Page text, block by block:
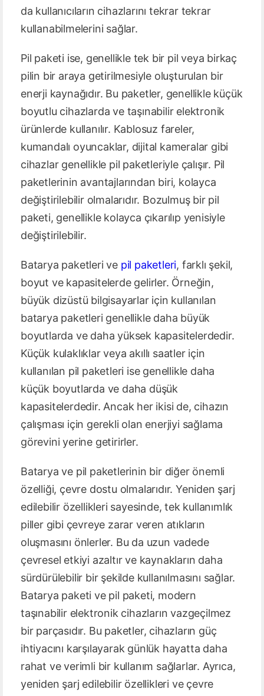
da kullanıcıların cihazlarını tekrar tekrar
kullanabilmelerini sağlar.
Pil paketi ise, genellikle tek bir pil veya birkaç
pilin bir araya getirilmesiyle oluşturulan bir
enerji kaynağıdır. Bu paketler, genellikle küçük
boyutlu cihazlarda ve taşınabilir elektronik
ürünlerde kullanılır. Kablosuz fareler,
kumandalı oyuncaklar, dijital kameralar gibi
cihazlar genellikle pil paketleriyle çalışır. Pil
paketlerinin avantajlarından biri, kolayca
değiştirilebilir olmalarıdır. Bozulmuş bir pil
paketi, genellikle kolayca çıkarılıp yenisiyle
değiştirilebilir.
Batarya paketleri ve pil paketleri, farklı şekil,
boyut ve kapasitelerde gelirler. Örneğin,
büyük dizüstü bilgisayarlar için kullanılan
batarya paketleri genellikle daha büyük
boyutlarda ve daha yüksek kapasitelerdedir.
Küçük kulaklıklar veya akıllı saatler için
kullanılan pil paketleri ise genellikle daha
küçük boyutlarda ve daha düşük
kapasitelerdedir. Ancak her ikisi de, cihazın
çalışması için gerekli olan enerjiyi sağlama
görevini yerine getirirler.
Batarya ve pil paketlerinin bir diğer önemli
özelliği, çevre dostu olmalarıdır. Yeniden şarj
edilebilir özellikleri sayesinde, tek kullanımlık
piller gibi çevreye zarar veren atıkların
oluşmasını önlerler. Bu da uzun vadede
çevresel etkiyi azaltır ve kaynakların daha
sürdürülebilir bir şekilde kullanılmasını sağlar.
Batarya paketi ve pil paketi, modern
taşınabilir elektronik cihazların vazgeçilmez
bir parçasıdır. Bu paketler, cihazların güç
ihtiyacını karşılayarak günlük hayatta daha
rahat ve verimli bir kullanım sağlarlar. Ayrıca,
yeniden şarj edilebilir özellikleri ve çevre